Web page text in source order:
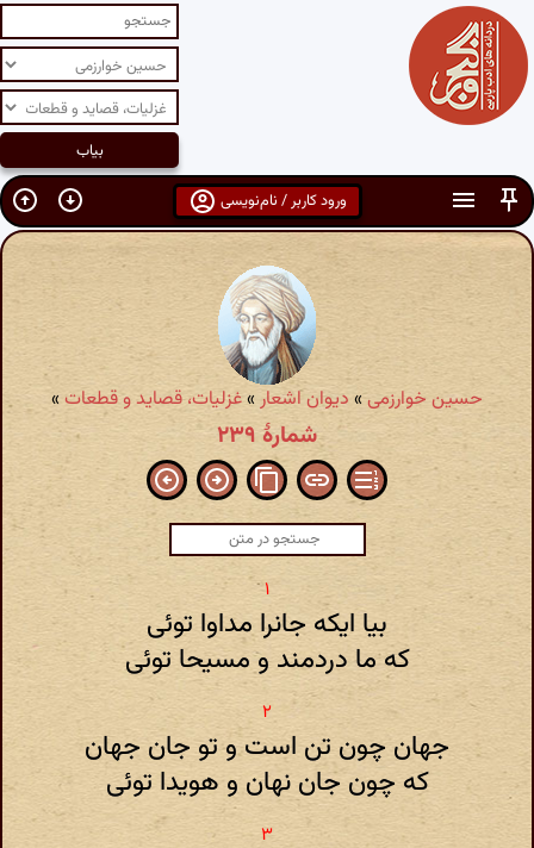
ورود کاربر / نام‌نویسی
حسین خوارزمی» دیوان اشعار»غزلیات، قصاید و قطعات»
شمارهٔ ۲۳۹
بیا ایکه جانرا مداوا توئی
که ما دردمند و مسیحا توئی
جهان چون تن است و تو جان جهان
که چون جان نهان و هویدا توئی